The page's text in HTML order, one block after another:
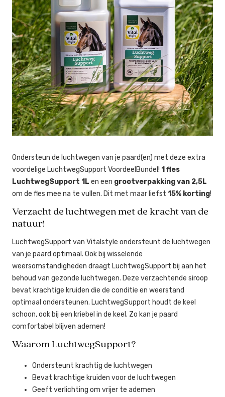
Ondersteun de luchtwegen van je paard(en) met deze extra
voordelige LuchtwegSupport VoordeelBundel! 1 fles
LuchtwegSupport 1L en een grootverpakking van 2,5L
om de fles mee na te vullen. Dit met maar liefst 15% korting!
Verzacht de luchtwegen met de kracht van de
natuur!
LuchtwegSupport van Vitalstyle ondersteunt de luchtwegen
van je paard optimaal. Ook bij wisselende
weersomstandigheden draagt LuchtwegSupport bij aan het
behoud van gezonde luchtwegen. Deze verzachtende siroop
bevat krachtige kruiden die de conditie en weerstand
optimaal ondersteunen. LuchtwegSupport houdt de keel
schoon, ook bij een kriebel in de keel. Zo kan je paard
comfortabel blijven ademen!
Waarom LuchtwegSupport?
Ondersteunt krachtig de luchtwegen
Bevat krachtige kruiden voor de luchtwegen
Geeft verlichting om vrijer te ademen